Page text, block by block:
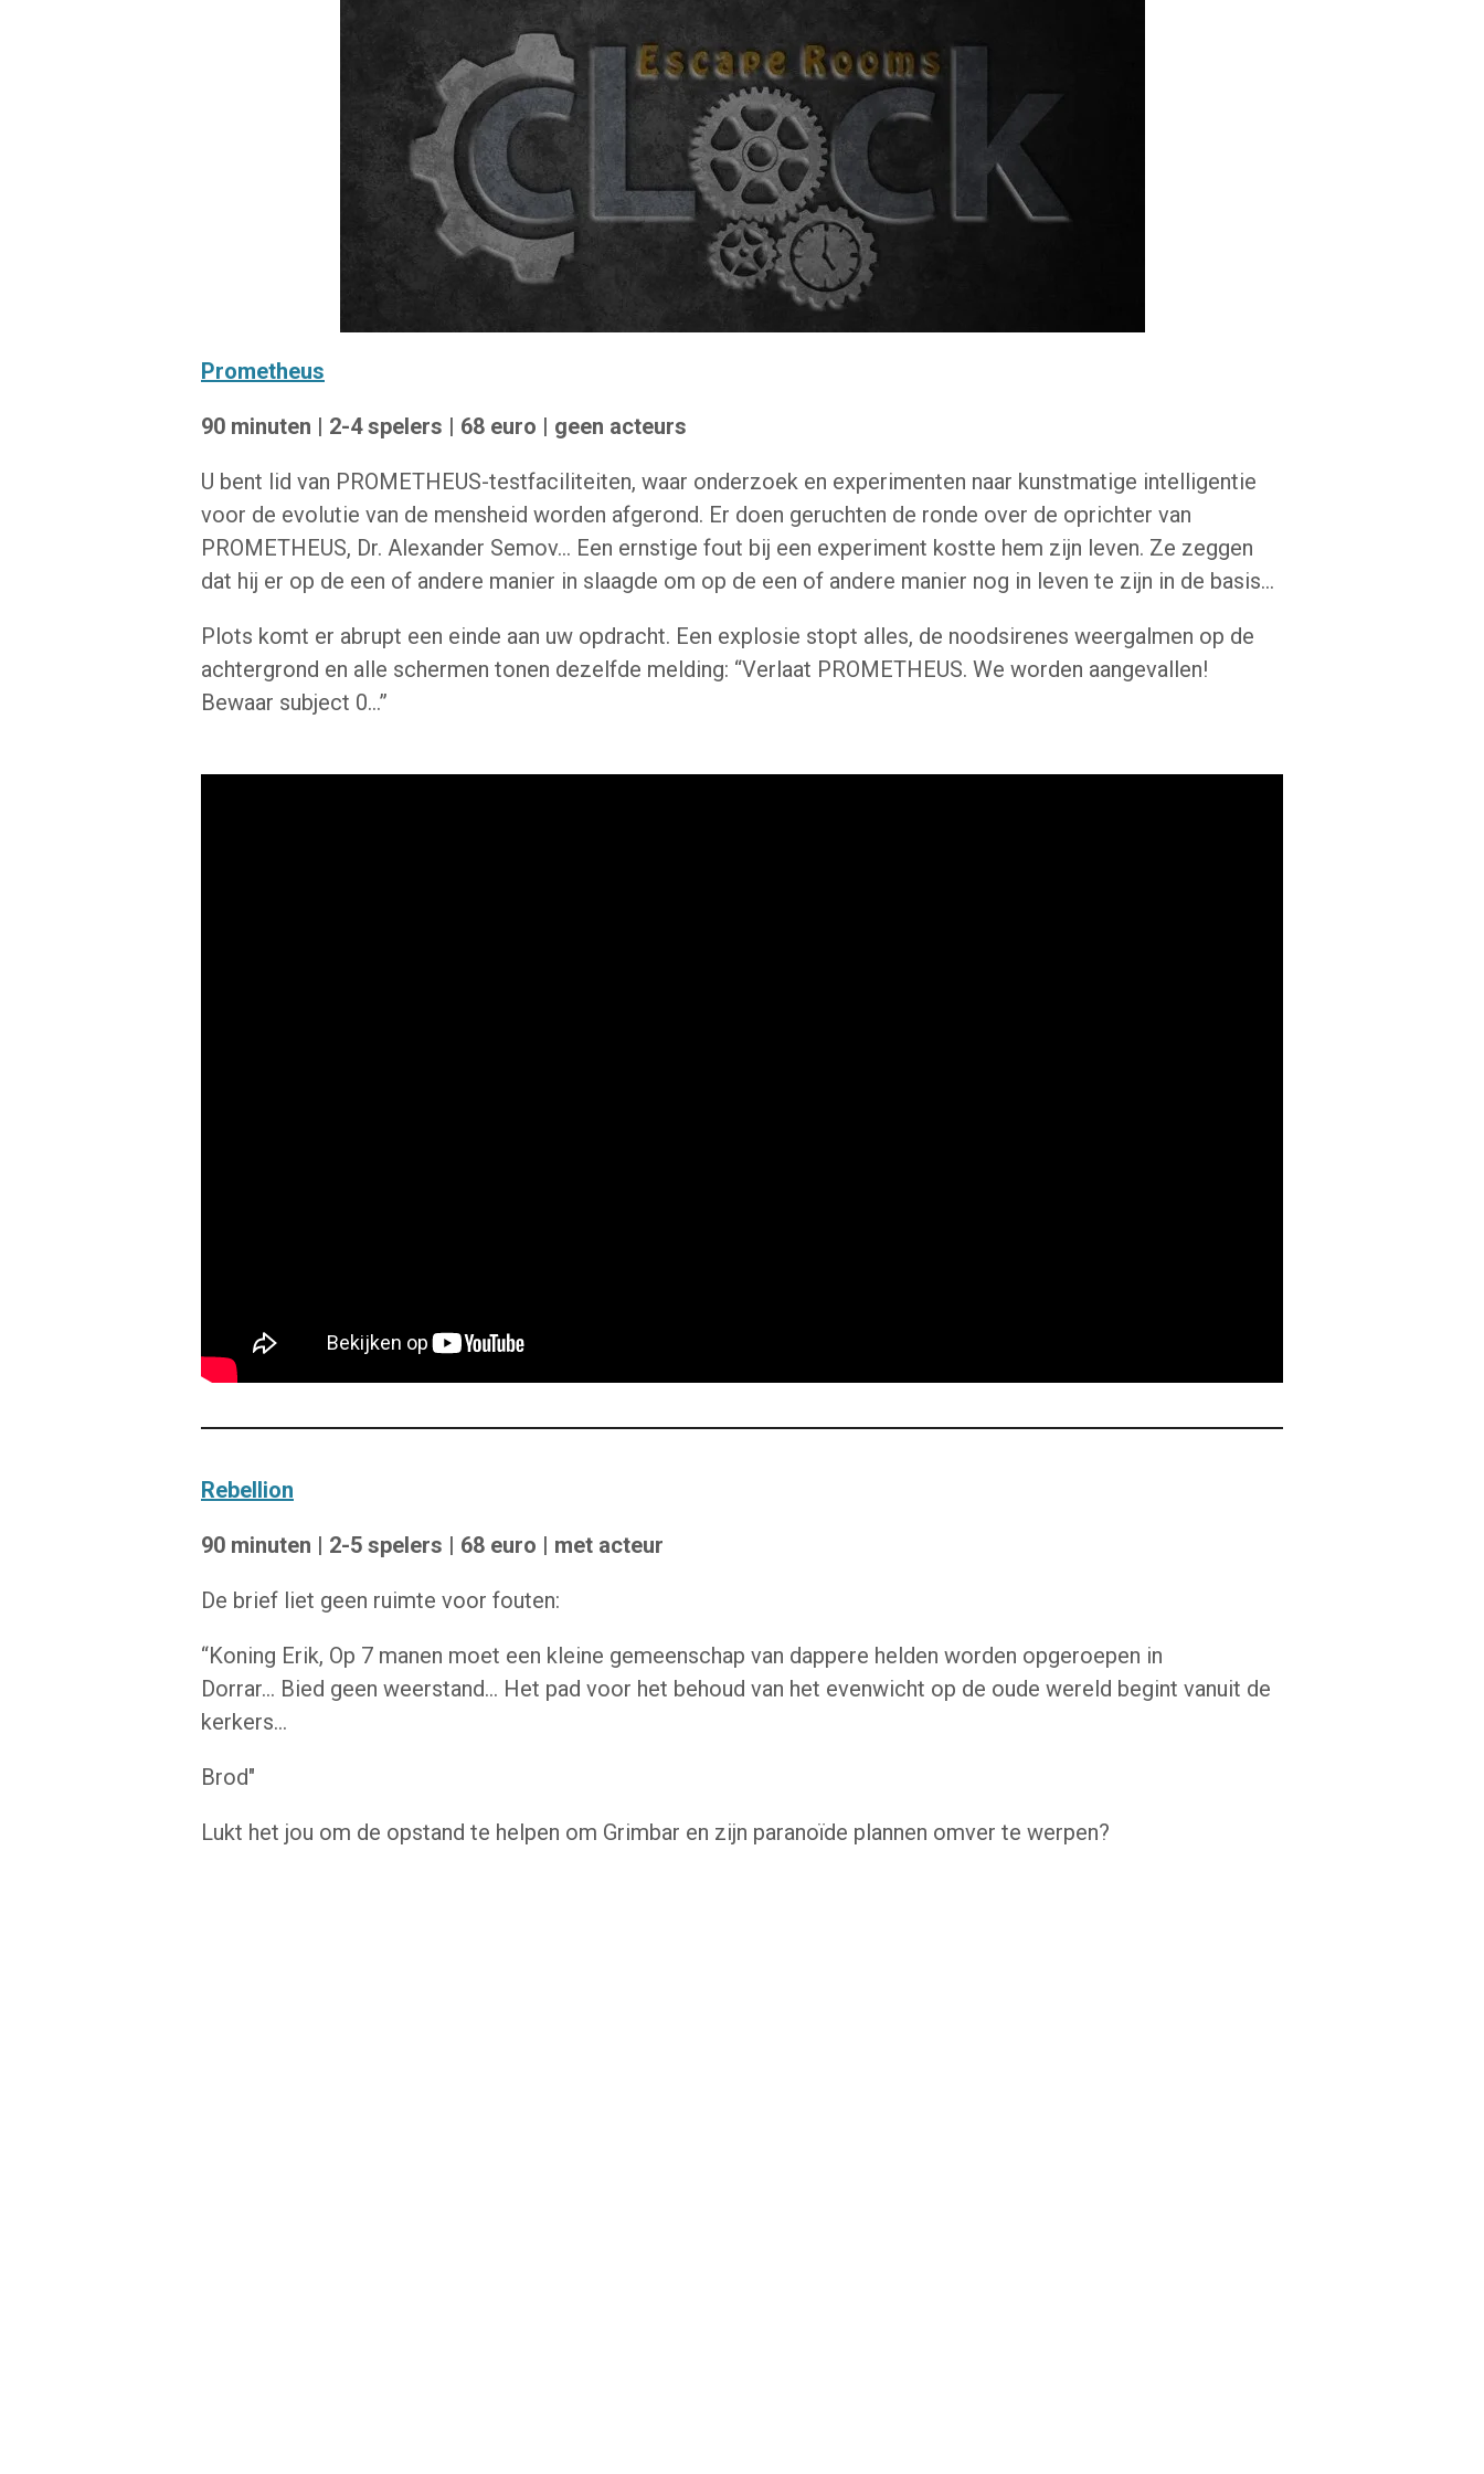
Prometheus
90 minuten | 2-4 spelers | 68 euro | geen acteurs
U bent lid van PROMETHEUS-testfaciliteiten, waar onderzoek en experimenten naar kunstmatige intelligentie
voor de evolutie van de mensheid worden afgerond. Er doen geruchten de ronde over de oprichter van
PROMETHEUS, Dr. Alexander Semov... Een ernstige fout bij een experiment kostte hem zijn leven. Ze zeggen
dat hij er op de een of andere manier in slaagde om op de een of andere manier nog in leven te zijn in de basis...
Plots komt er abrupt een einde aan uw opdracht. Een explosie stopt alles, de noodsirenes weergalmen op de
achtergrond en alle schermen tonen dezelfde melding: “Verlaat PROMETHEUS. We worden aangevallen!
Bewaar subject 0…”
Rebellion
90 minuten | 2-5 spelers | 68 euro | met acteur
De brief liet geen ruimte voor fouten:
“Koning Erik, Op 7 manen moet een kleine gemeenschap van dappere helden worden opgeroepen in
Dorrar... Bied geen weerstand... Het pad voor het behoud van het evenwicht op de oude wereld begint vanuit de
kerkers...
Brod"
Lukt het jou om de opstand te helpen om Grimbar en zijn paranoïde plannen omver te werpen?